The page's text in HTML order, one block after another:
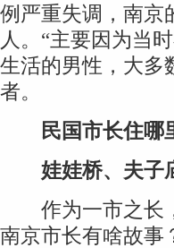
例严重失调，南京
人。“主要因为当
生活的男性，大多
者。
民国市长住哪
娃娃桥、夫子
作为一市之长，
南京市长有啥故事